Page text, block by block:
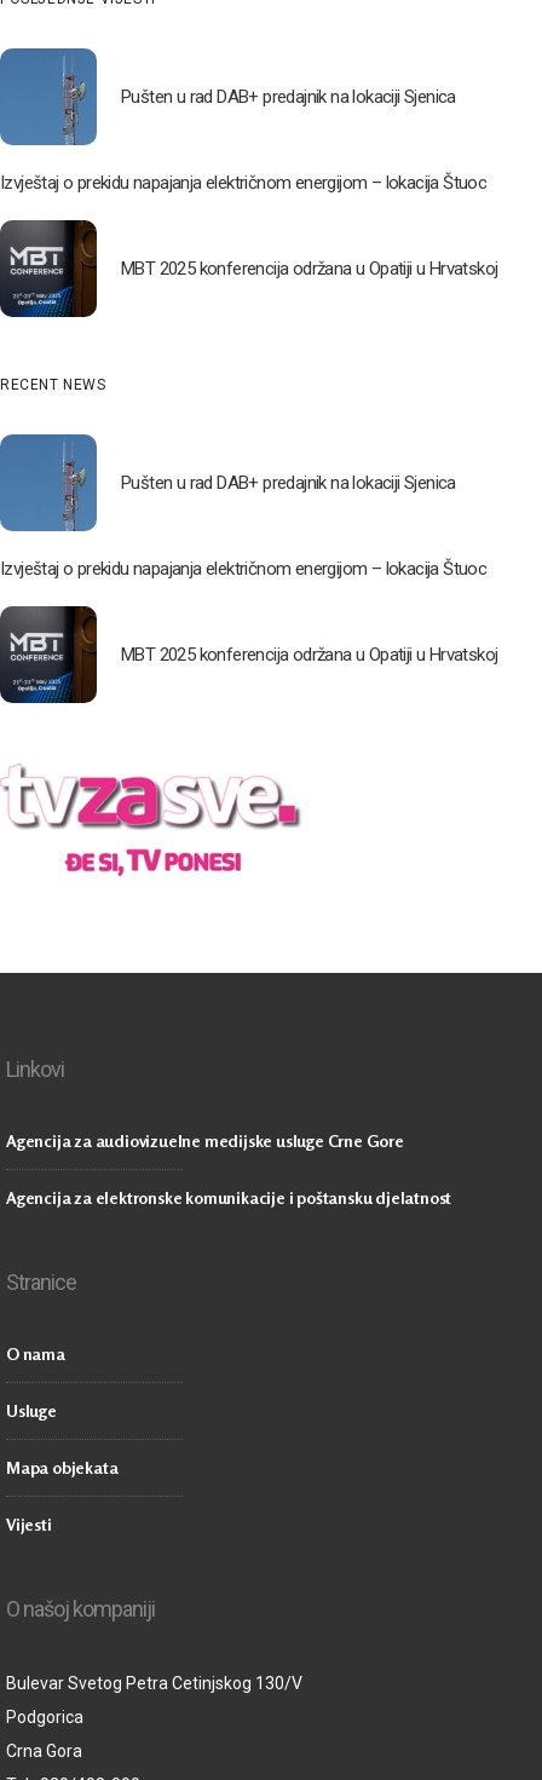
Pušten u rad DAB+ predajnik na lokaciji Sjenica
Izvještaj o prekidu napajanja električnom energijom – lokacija Štuoc
MBT 2025 konferencija održana u Opatiji u Hrvatskoj
RECENT NEWS
Pušten u rad DAB+ predajnik na lokaciji Sjenica
Izvještaj o prekidu napajanja električnom energijom – lokacija Štuoc
MBT 2025 konferencija održana u Opatiji u Hrvatskoj
Linkovi
Agencija za audiovizuelne medijske usluge Crne Gore
Agencija za elektronske komunikacije i poštansku djelatnost
Stranice
O nama
Usluge
Mapa objekata
Vijesti
O našoj kompaniji
Bulevar Svetog Petra Cetinjskog 130/V
Podgorica
Crna Gora